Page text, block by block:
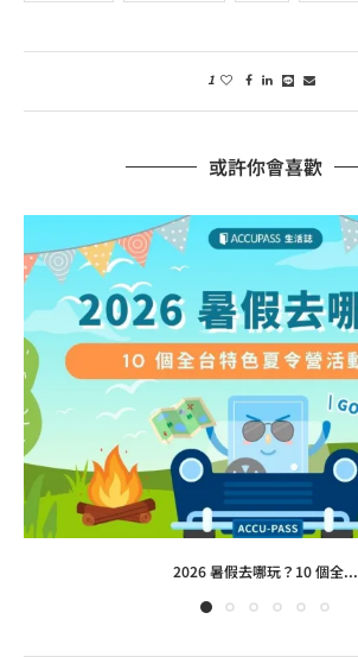
1
或許你會喜歡
2026 暑假去哪玩？10 個全...